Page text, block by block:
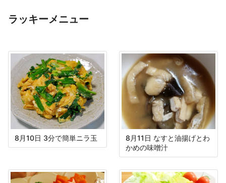
ラッキーメニュー
8月10日 3分で簡単ニラ玉
8月11日 なすと油揚げとわ
かめの味噌汁